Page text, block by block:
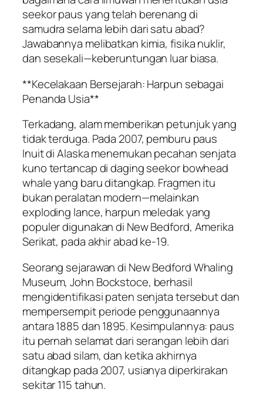
seekor paus yang telah berenang di
samudra selama lebih dari satu abad?
Jawabannya melibatkan kimia, fisika nuklir,
dan sesekali—keberuntungan luar biasa.
**Kecelakaan Bersejarah: Harpun sebagai
Penanda Usia**
Terkadang, alam memberikan petunjuk yang
tidak terduga. Pada 2007, pemburu paus
Inuit di Alaska menemukan pecahan senjata
kuno tertancap di daging seekor bowhead
whale yang baru ditangkap. Fragmen itu
bukan peralatan modern—melainkan
exploding lance, harpun meledak yang
populer digunakan di New Bedford, Amerika
Serikat, pada akhir abad ke-19.
Seorang sejarawan di New Bedford Whaling
Museum, John Bockstoce, berhasil
mengidentifikasi paten senjata tersebut dan
mempersempit periode penggunaannya
antara 1885 dan 1895. Kesimpulannya: paus
itu pernah selamat dari serangan lebih dari
satu abad silam, dan ketika akhirnya
ditangkap pada 2007, usianya diperkirakan
sekitar 115 tahun.